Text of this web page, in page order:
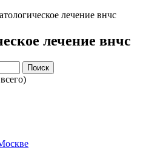
лечение внчс
лечение внчс